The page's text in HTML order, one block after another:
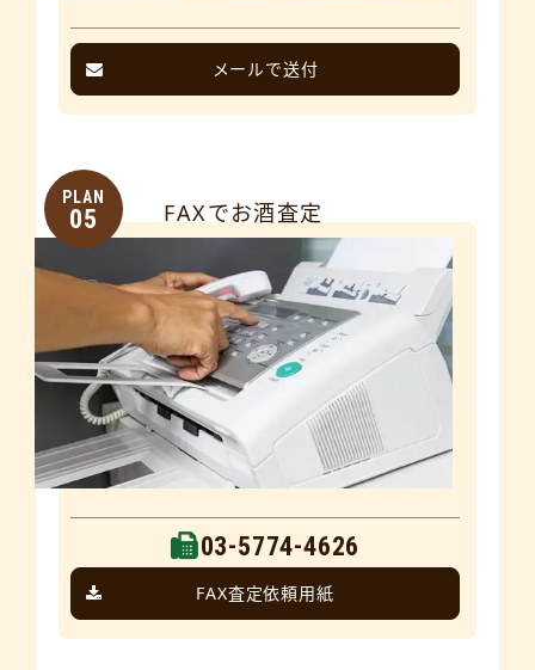
メールで送付
PLAN
05 FAXでお酒査定
03-5774-4626
FAX査定依頼用紙